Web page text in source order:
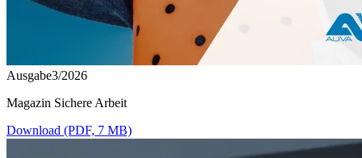
Ausgabe3/2026
Magazin Sichere Arbeit
Download (PDF, 7 MB)